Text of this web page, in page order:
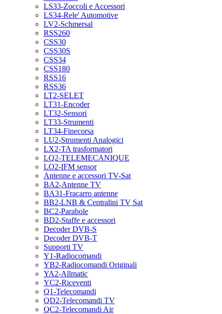
LS33-Zoccoli e Accessori
LS34-Rele' Automotive
LV2-Schmersal
RSS260
CSS30
CSS30S
CSS34
CSS180
RSS16
RSS36
LT2-SELET
LT31-Encoder
LT32-Sensori
LT33-Strumenti
LT34-Finecorsa
LU2-Strumenti Analogici
LX2-TA trasformatori
LQ2-TELEMECANIQUE
LO2-IFM sensor
Antenne e accessori TV-Sat
BA2-Antenne TV
BA31-Fracarro antenne
BB2-LNB & Centralini TV Sat
BC2-Parabole
BD2-Staffe e accessori
Decoder DVB-S
Decoder DVB-T
Supporti TV
Y1-Radiocomandi
YB2-Radiocomandi Originali
YA2-Allmatic
YC2-Riceventi
Q1-Telecomandi
QD2-Telecomandi TV
QC2-Telecomandi Air